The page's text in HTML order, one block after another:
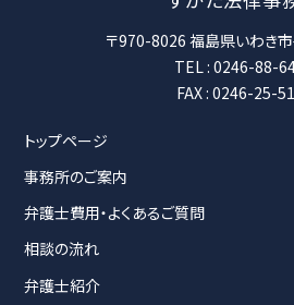
〒970-8026 福島県いわき市
TEL : 0246-88-
FAX : 0246-25-
トップページ
事務所のご案内
弁護士費用・よくあるご質問
相談の流れ
弁護士紹介